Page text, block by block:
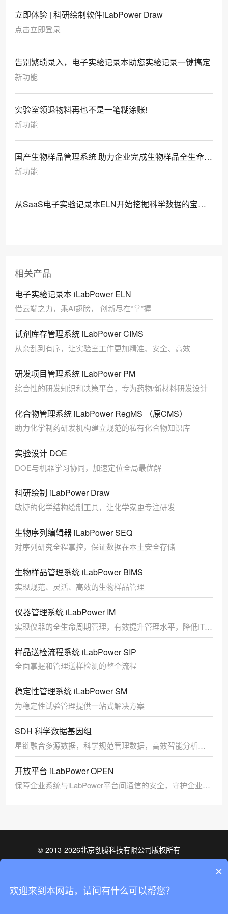
立即体验 | 科研绘制软件iLabPower Draw
点击立即登录
告别繁琐录入，电子实验记录本助您实验记录一键搞定
新功能
实验室领退物料再也不是一笔糊涂账!
新功能
国产生物样品管理系统 助力企业完成生物样品全生命周
期管理！
新功能
从SaaS电子实验记录本ELN开始挖掘科学数据的宝
相关产品
电子实验记录本 iLabPower ELN
借云端之力，乘AI翅膀， 创新尽在“掌”握
试剂库存管理系统 iLabPower CIMS
从杂乱到有序，让实验室工作更加精准、安全、高效
研发项目管理系统 iLabPower PM
综合性的研发知识和决策平台，专为药物/新材料研发设计
化合物管理系统 iLabPower RegMS （原CMS）
助力化学制药研发机构建立规范的私有化合物知识库
实验设计 DOE
DOE与机器学习协同，加速定位全局最优解
科研绘制 iLabPower Draw
敏捷的化学结构绘制工具，让化学家更专注研发
生物序列编辑器 iLabPower SEQ
对序列研究全程掌控，保证数据在本土安全存储
生物样品管理系统 iLabPower BIMS
实现规范、灵活、高效的生物样品管理
仪器管理系统 iLabPower IM
实现仪器的全生命周期管理，有效提升管理水平，降低IT难
度
样品送检流程系统 iLabPower SIP
全面掌握和管理送样检测的整个流程
稳定性管理系统 iLabPower SM
为稳定性试验管理提供一站式解决方案
SDH 科学数据基因组
星链融合多源数据，科学规范管理数据，高效智能分析数
据
开放平台 iLabPower OPEN
保障企业系统与iLabPower平台间通信的安全，守护企业数
© 2013-2026北京创腾科技有限公司版权所有
ISO27001信息安全管理体系认证
×
欢迎来到本网站，请问有什么可以帮您？